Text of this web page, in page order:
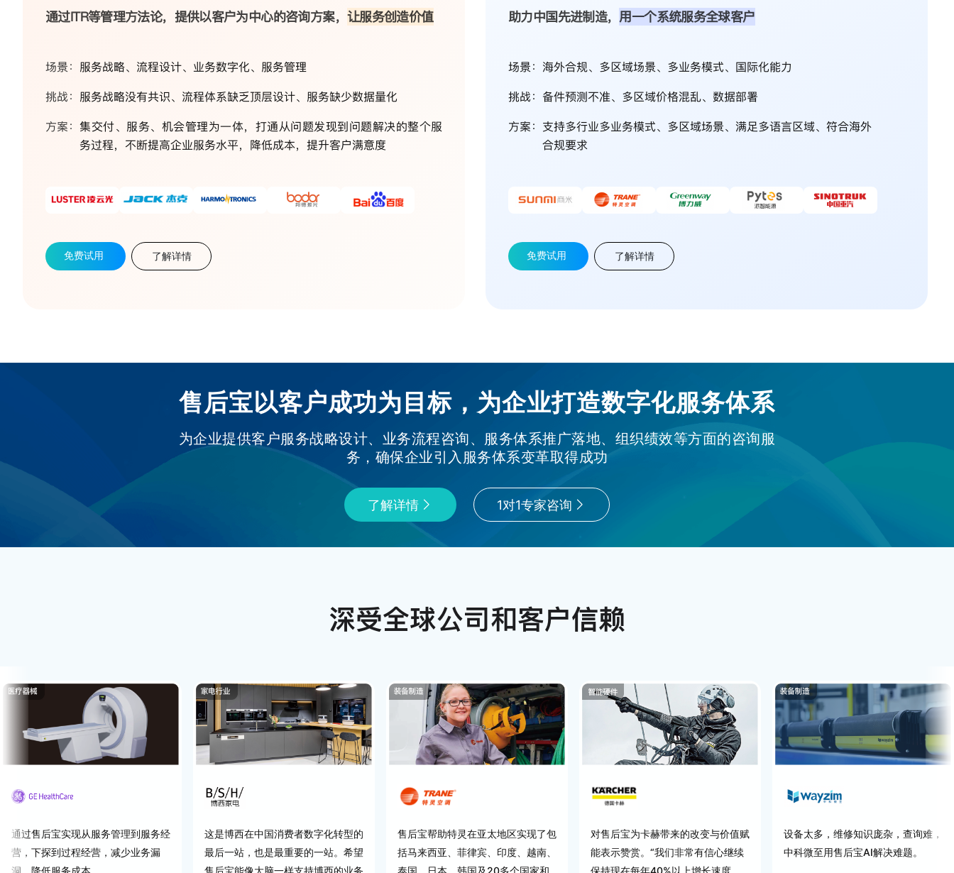
通过ITR等管理方法论，提供以客户为中心的咨询方案， 让服务创造价值
场景： 服务战略、流程设计、业务数字化、服务管理
挑战： 服务战略没有共识、流程体系缺乏顶层设计、服务缺少数据量化
方案： 集交付、服务、机会管理为一体，打通从问题发现到问题解决的整个服
务过程，不断提高企业服务水平，降低成本，提升客户满意度
免费试用 了解详情
助力中国先进制造，用一个系统服务全球客户
场景： 海外合规、多区域场景、多业务模式、国际化能力
挑战： 备件预测不准、多区域价格混乱、数据部署
方案： 支持多行业多业务模式、多区域场景、满足多语言区域、符合海外
合规要求
免费试用 了解详情
售后宝以客户成功为目标，为企业打造数字化服务体系
为企业提供客户服务战略设计、业务流程咨询、服务体系推广落地、组织绩效等方面的咨询服
务，确保企业引入服务体系变革取得成功
了解详情 1对1专家咨询
深受全球公司和客户信赖
通过售后宝实现从服务管理到服务经
营，下探到过程经营，减少业务漏
洞，降低服务成本。
这是博西在中国消费者数字化转型的
最后一站，也是最重要的一站。希望
售后宝能像大脑一样支持博西的业务
售后宝帮助特灵在亚太地区实现了包
括马来西亚、菲律宾、印度、越南、
泰国、日本、韩国及20多个国家和
对售后宝为卡赫带来的改变与价值赋
能表示赞赏。“我们非常有信心继续
保持现在每年40%以上增长速度，
设备太多，维修知识庞杂，查询难，
中科微至用售后宝AI解决难题。